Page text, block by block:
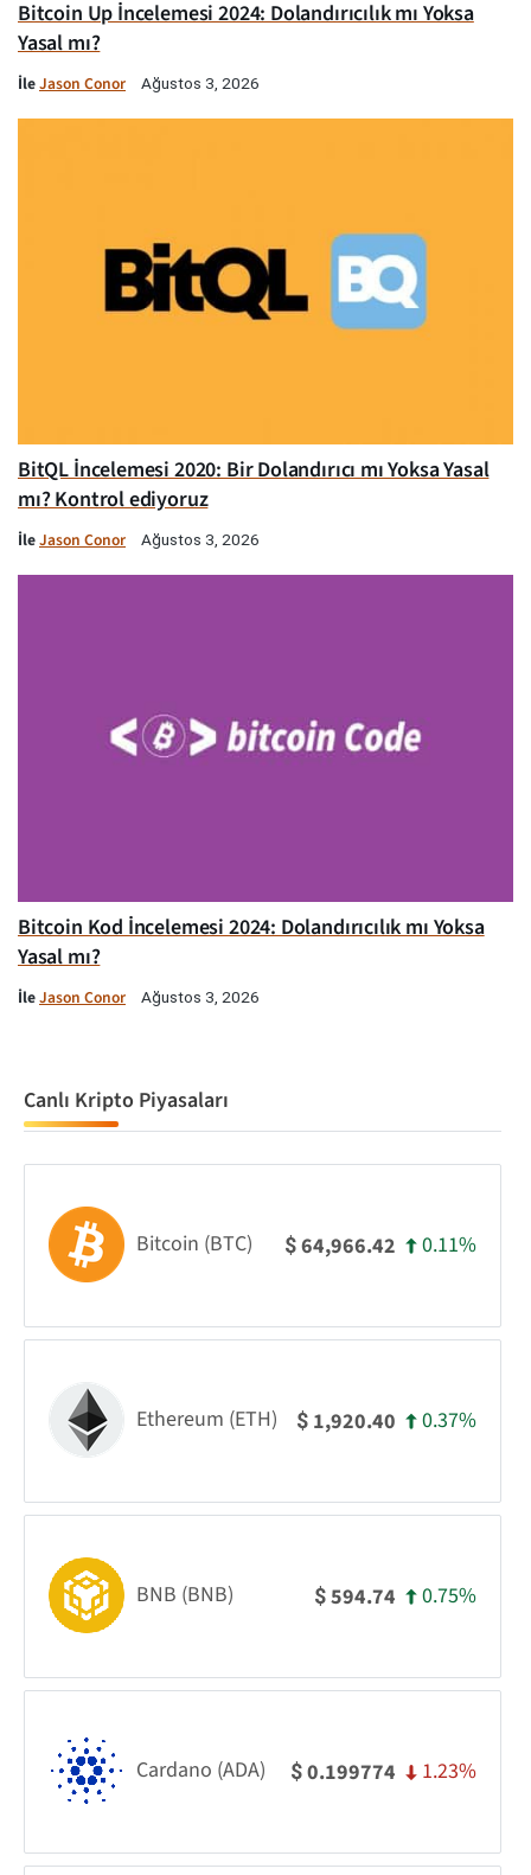
Bitcoin Up İncelemesi 2024: Dolandırıcılık mı Yoksa
Yasal mı?
İleJason Conor Ağustos 3, 2026
BitQL İncelemesi 2020: Bir Dolandırıcı mı Yoksa Yasal
mı? Kontrol ediyoruz
İleJason Conor Ağustos 3, 2026
Bitcoin Kod İncelemesi 2024: Dolandırıcılık mı Yoksa
Yasal mı?
İleJason Conor Ağustos 3, 2026
Canlı Kripto Piyasaları
Bitcoin (BTC) $64,966.42 0.11%
Ethereum (ETH) $ 1,920.40 0.37%
BNB (BNB) $594.74 0.75%
Cardano (ADA) $0.199774 1.23%